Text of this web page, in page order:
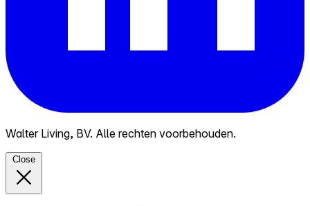
Walter Living, BV. Alle rechten voorbehouden.
Close